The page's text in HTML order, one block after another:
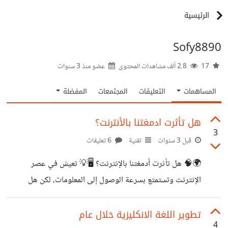
الرئيسية
Sofy8890
عضو منذ3 سنوات
المساهمات التعليقات المجتمعات المفضلة
3
هل تأثرت ادمغتنا بالأنترنت؟
قبل 3 سنوات تقنية
🌍🧠 هل تأثرت أدمغتنا بالإنترنت؟ 🖥️💡 تعيش في عصر
الإنترنت وتستمتع بسرعة الوصول إلى المعلومات، لكن هل
تساءلت يومًا عن تأثير هذا العالم الرقمي على طريقة تفكيرك؟
في كتابه "السطحيون: ما تفعله شبكة الإنترنت بأدمغتنا"، يقدم
تطوير اللغة الانكليزية خلال عام